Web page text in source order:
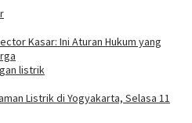
Kasar: Ini Aturan Hukum yang
Listrik di Yogyakarta, Selasa 11